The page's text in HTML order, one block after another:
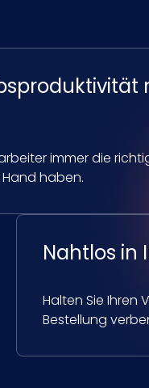
immer die
haben.
Nahtlos in
Halten Sie Ihren
Bestellung